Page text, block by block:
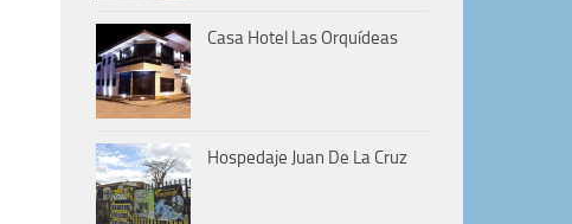
Casa Hotel Las Orquídeas
Hospedaje Juan De La Cruz